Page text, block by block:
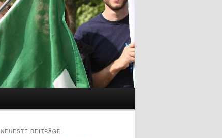
NEUESTE BEITRÄGE